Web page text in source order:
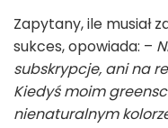
Zapytany, ile musiał
sukces, opowiada: –
subskrypcje, ani na
Kiedyś moim
nienaturalnym